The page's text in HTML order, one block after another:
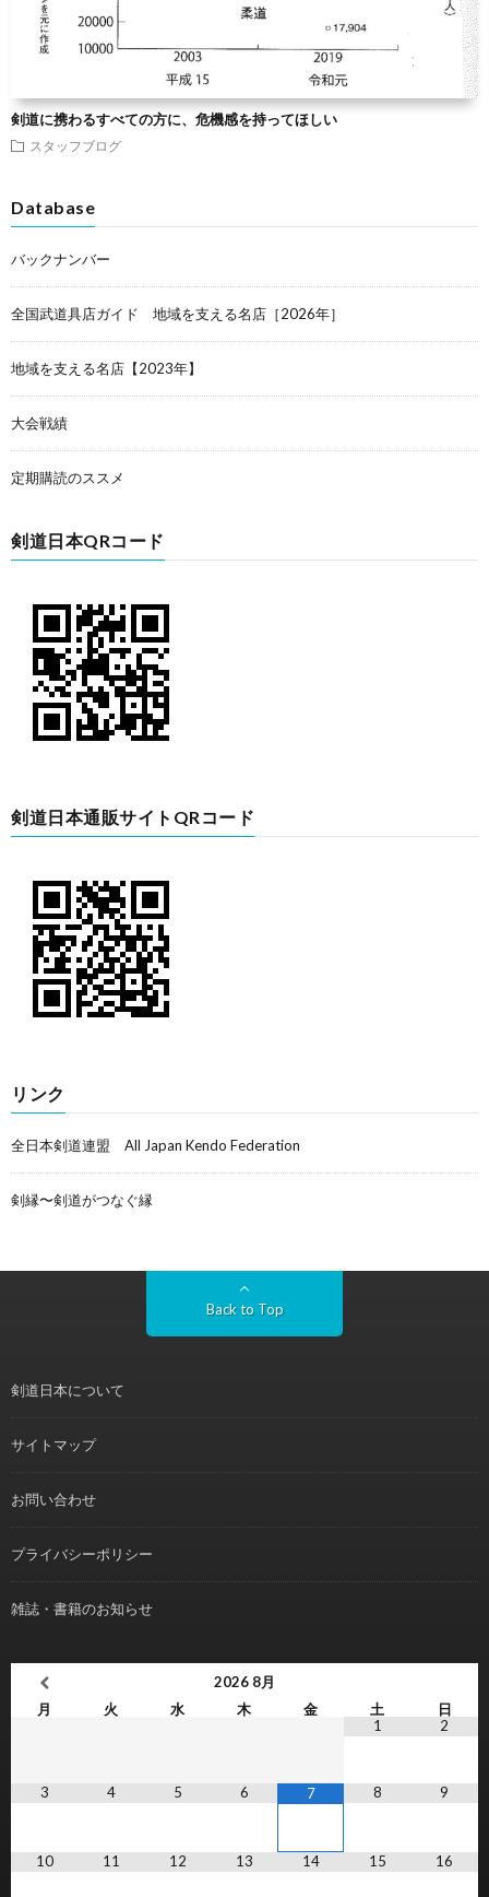
剣道に携わるすべての方に、危機感を持ってほしい
スタッフブログ
Database
バックナンバー
全国武道具店ガイド 地域を支える名店［2026年］
地域を支える名店【2023年】
大会戦績
定期購読のススメ
剣道日本QRコード
剣道日本通販サイトQRコード
リンク
全日本剣道連盟 All Japan Kendo Federation
剣縁〜剣道がつなぐ縁
Back to Top
剣道日本について
サイトマップ
お問い合わせ
プライバシーポリシー
雑誌・書籍のお知らせ
2026 8月
月
火 水 木 金 土
日
1
2
3 4 5 6 7 8 9
10 11 12 13 14 15 16